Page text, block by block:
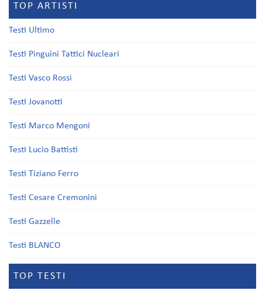
TOP ARTISTI
Testi Ultimo
Testi Pinguini Tattici Nucleari
Testi Vasco Rossi
Testi Jovanotti
Testi Marco Mengoni
Testi Lucio Battisti
Testi Tiziano Ferro
Testi Cesare Cremonini
Testi Gazzelle
Testi BLANCO
TOP TESTI